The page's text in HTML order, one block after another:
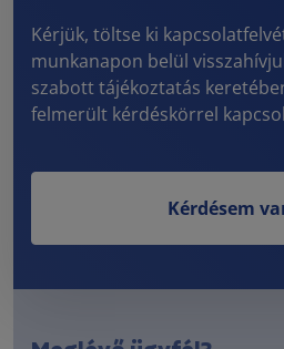
Kérjük, töltse ki
munkanapon belül
szabott tájékoztatás
felmerült kérdéskörrel
Kérdésem